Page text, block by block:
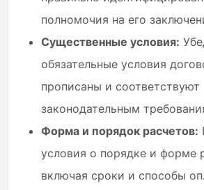
полномочия на его
Существенные условия:
обязательные условия
прописаны и соответствуют
законодательным
Форма и порядок расчетов:
условия о порядке и форме
включая сроки и способы